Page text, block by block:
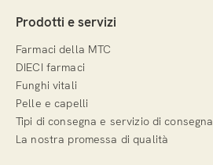
Prodotti e servizi
Farmaci della MTC
DIECI farmaci
Funghi vitali
Pelle e capelli
Tipi di consegna e servizio di consegna
La nostra promessa di qualità